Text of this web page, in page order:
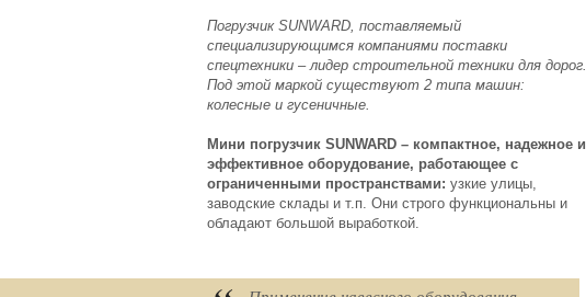
Погрузчик SUNWARD, поставляемый
специализирующимся компаниями поставки
спецтехники – лидер строительной техники для дорог.
Под этой маркой существуют 2 типа машин:
колесные и гусеничные.
Мини погрузчик SUNWARD – компактное, надежное и
эффективное оборудование, работающее с
ограниченными пространствами: узкие улицы,
заводские склады и т.п. Они строго функциональны и
обладают большой выработкой.